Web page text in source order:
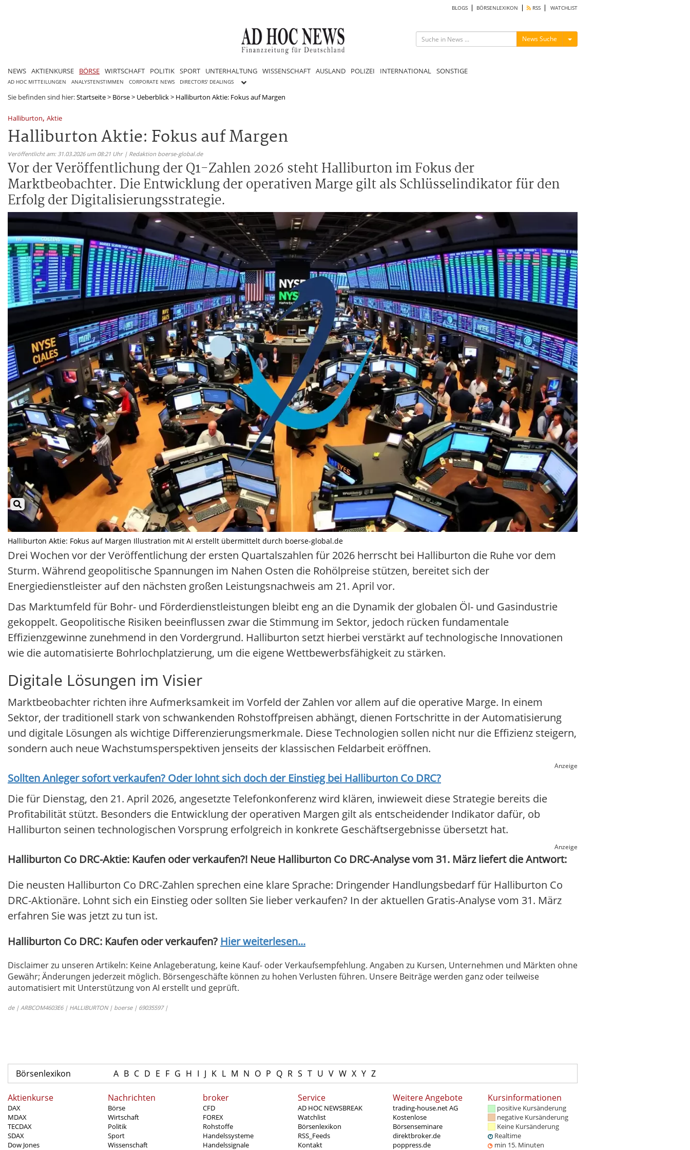
BLOGS BÖRSENLEXIKON RSS WATCHLIST
News Suche Menü ein-/ausblenden
NEWS AKTIENKURSE BÖRSE WIRTSCHAFT POLITIK SPORT UNTERHALTUNG WISSENSCHAFT AUSLAND POLIZEI INTERNATIONAL SONSTIGE
AD HOC MITTEILUNGEN ANALYSTENSTIMMEN CORPORATE NEWS DIRECTORS' DEALINGS
Sie befinden sind hier:Startseite> Börse> Ueberblick> Halliburton Aktie: Fokus auf Margen
Halliburton, Aktie
Halliburton Aktie: Fokus auf Margen
Veröffentlicht am: 31.03.2026 um 08:21 Uhr | Redaktion boerse-global.de
Vor der Veröffentlichung der Q1-Zahlen 2026 steht Halliburton im Fokus der
Marktbeobachter. Die Entwicklung der operativen Marge gilt als Schlüsselindikator für den
Erfolg der Digitalisierungsstrategie.
Halliburton Aktie: Fokus auf Margen Illustration mit AI erstellt übermittelt durch boerse-global.de
Drei Wochen vor der Veröffentlichung der ersten Quartalszahlen für 2026 herrscht bei Halliburton die Ruhe vor dem
Sturm. Während geopolitische Spannungen im Nahen Osten die Rohölpreise stützen, bereitet sich der
Energiedienstleister auf den nächsten großen Leistungsnachweis am 21. April vor.
Das Marktumfeld für Bohr- und Förderdienstleistungen bleibt eng an die Dynamik der globalen Öl- und Gasindustrie
gekoppelt. Geopolitische Risiken beeinflussen zwar die Stimmung im Sektor, jedoch rücken fundamentale
Effizienzgewinne zunehmend in den Vordergrund. Halliburton setzt hierbei verstärkt auf technologische Innovationen
wie die automatisierte Bohrlochplatzierung, um die eigene Wettbewerbsfähigkeit zu stärken.
Digitale Lösungen im Visier
Marktbeobachter richten ihre Aufmerksamkeit im Vorfeld der Zahlen vor allem auf die operative Marge. In einem
Sektor, der traditionell stark von schwankenden Rohstoffpreisen abhängt, dienen Fortschritte in der Automatisierung
und digitale Lösungen als wichtige Differenzierungsmerkmale. Diese Technologien sollen nicht nur die Effizienz steigern,
sondern auch neue Wachstumsperspektiven jenseits der klassischen Feldarbeit eröffnen.
Anzeige
Sollten Anleger sofort verkaufen? Oder lohnt sich doch der Einstieg bei Halliburton Co DRC?
Die für Dienstag, den 21. April 2026, angesetzte Telefonkonferenz wird klären, inwieweit diese Strategie bereits die
Profitabilität stützt. Besonders die Entwicklung der operativen Margen gilt als entscheidender Indikator dafür, ob
Halliburton seinen technologischen Vorsprung erfolgreich in konkrete Geschäftsergebnisse übersetzt hat.
Anzeige
Halliburton Co DRC-Aktie: Kaufen oder verkaufen?! Neue Halliburton Co DRC-Analyse vom 31. März liefert die Antwort:
Die neusten Halliburton Co DRC-Zahlen sprechen eine klare Sprache: Dringender Handlungsbedarf für Halliburton Co
DRC-Aktionäre. Lohnt sich ein Einstieg oder sollten Sie lieber verkaufen? In der aktuellen Gratis-Analyse vom 31. März
erfahren Sie was jetzt zu tun ist.
Halliburton Co DRC: Kaufen oder verkaufen? Hier weiterlesen...
Disclaimer zu unseren Artikeln: Keine Anlageberatung, keine Kauf- oder Verkaufsempfehlung. Angaben zu Kursen, Unternehmen und Märkten ohne
Gewähr; Änderungen jederzeit möglich. Börsengeschäfte können zu hohen Verlusten führen. Unsere Beiträge werden ganz oder teilweise
automatisiert mit Unterstützung von AI erstellt und geprüft.
de | ARBCOM4603E6 | HALLIBURTON | boerse | 69035597 |
Börsenlexikon A B C D E F G H I J K L M N O P Q R S T U V W X Y Z
Aktienkurse
DAX
MDAX
TECDAX
SDAX
Dow Jones
Nachrichten
Börse
Wirtschaft
Politik
Sport
Wissenschaft
broker
CFD
FOREX
Rohstoffe
Handelssysteme
Handelssignale
Service
AD HOC NEWSBREAK
Watchlist
Börsenlexikon
RSS_Feeds
Kontakt
Weitere Angebote
trading-house.net AG
Kostenlose
Börsenseminare
direktbroker.de
poppress.de
Kursinformationen
positive Kursänderung
negative Kursänderung
Keine Kursänderung
Realtime
min 15. Minuten